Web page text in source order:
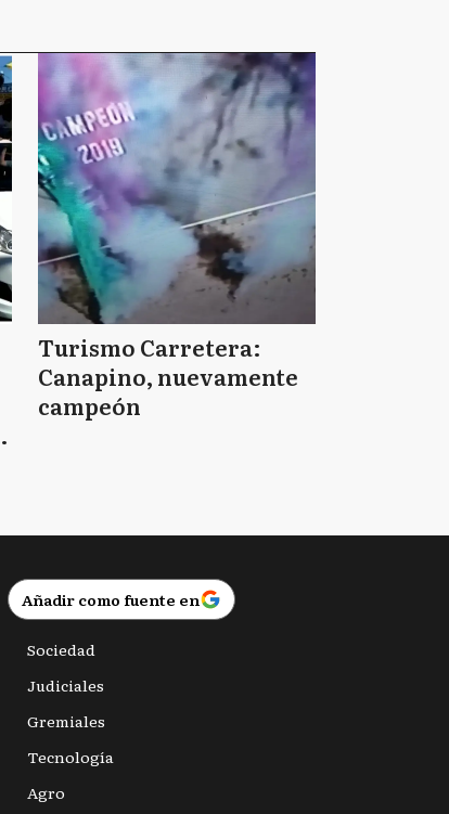
Turismo Carretera:
Canapino, nuevamente
campeón
Añadir como fuente en
Sociedad
Judiciales
Gremiales
Tecnología
Agro